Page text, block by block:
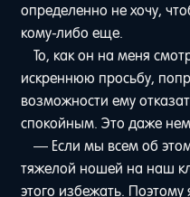
определенно не хочу,
кому-либо еще.
То, как он на меня
искреннюю просьбу,
возможности ему
спокойным. Это даже
— Если мы всем об
тяжелой ношей на наш
этого избежать. Поэтому